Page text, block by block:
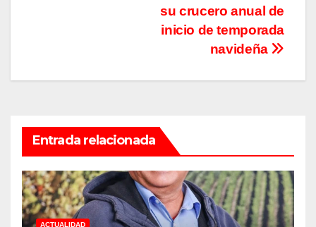
su crucero anual de
inicio de temporada
navideña
Entrada relacionada
ACTUALIDAD